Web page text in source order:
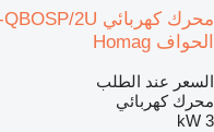
الحواف Homag
السعر عند الطلب
محرك كهربائي
3 kW